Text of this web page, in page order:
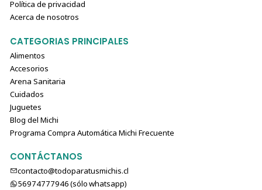
Política de privacidad
Acerca de nosotros
CATEGORIAS PRINCIPALES
Alimentos
Accesorios
Arena Sanitaria
Cuidados
Juguetes
Blog del Michi
Programa Compra Automática Michi Frecuente
CONTÁCTANOS
contacto@todoparatusmichis.cl
56974777946 (sólo⁣⁣⁣⁣⁣​​​​​​​​​​​​​​​ whatsapp)